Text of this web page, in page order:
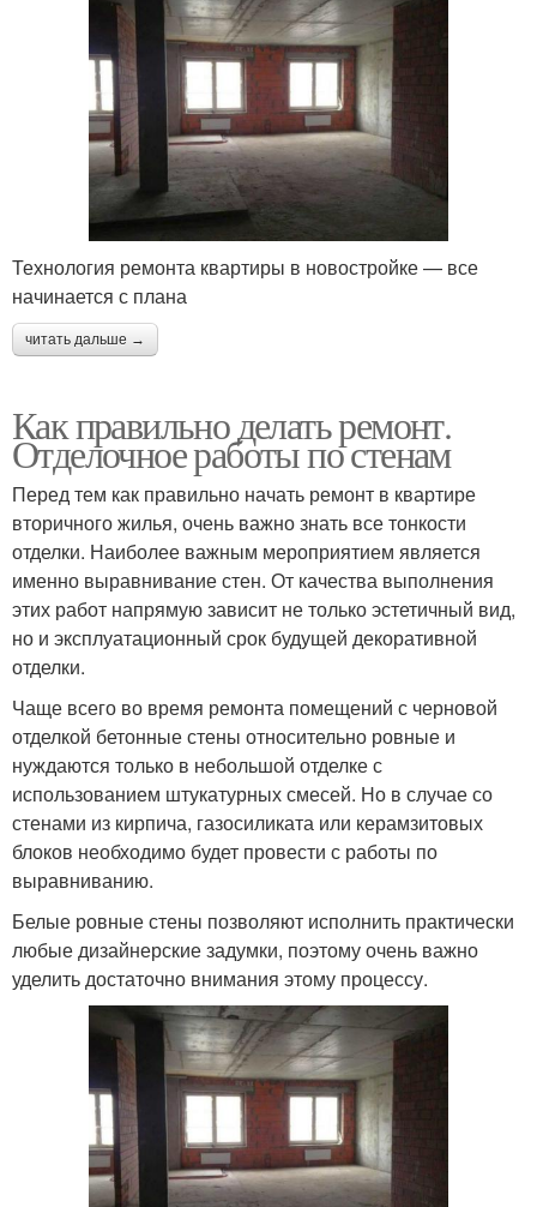
Технология ремонта квартиры в новостройке — все
начинается с плана
читать дальше →
Как правильно делать ремонт.
Отделочное работы по стенам
Перед тем как правильно начать ремонт в квартире
вторичного жилья, очень важно знать все тонкости
отделки. Наиболее важным мероприятием является
именно выравнивание стен. От качества выполнения
этих работ напрямую зависит не только эстетичный вид,
но и эксплуатационный срок будущей декоративной
отделки.
Чаще всего во время ремонта помещений с черновой
отделкой бетонные стены относительно ровные и
нуждаются только в небольшой отделке с
использованием штукатурных смесей. Но в случае со
стенами из кирпича, газосиликата или керамзитовых
блоков необходимо будет провести с работы по
выравниванию.
Белые ровные стены позволяют исполнить практически
любые дизайнерские задумки, поэтому очень важно
уделить достаточно внимания этому процессу.